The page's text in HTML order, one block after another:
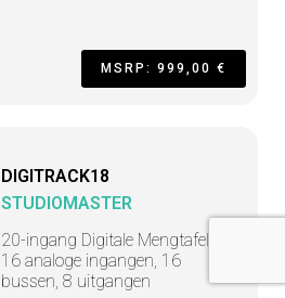
MSRP: 999,00 €
DIGITRACK18
STUDIOMASTER
20-ingang Digitale Mengtafel,
16 analoge ingangen, 16
bussen, 8 uitgangen